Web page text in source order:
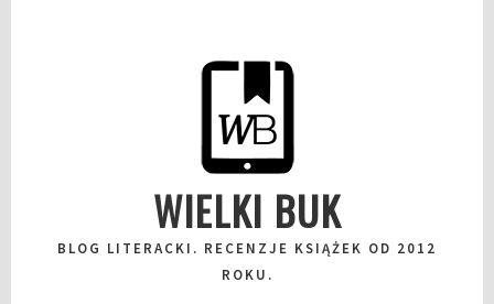
WIELKI BUK
BLOG LITERACKI. RECENZJE KSIĄŻEK OD 2012
ROKU.